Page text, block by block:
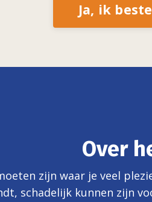
Ja, ik
Over
zijn waar je veel
schadelijk kunnen zijn